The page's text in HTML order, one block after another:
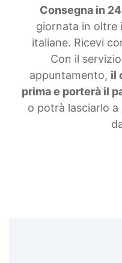
Consegna in
giornata in oltre
italiane. Ricevi
Con il
appuntamento, il
prima e porterà il
o potrà lasciarlo